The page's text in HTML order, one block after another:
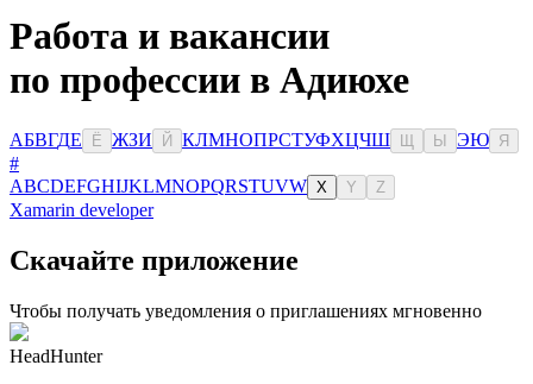
Работа и вакансии
по профессии в Адиюхе
АБВГДЕ Ё ЖЗИ Й КЛМНОПРСТУФХЦЧШ Ы ЭЮ Я
#
ABCDEFGHIJKLMNOPQRSTUVW X Y Z
Xamarin developer
Скачайте приложение
Чтобы получать уведомления о приглашениях мгновенно
HeadHunter